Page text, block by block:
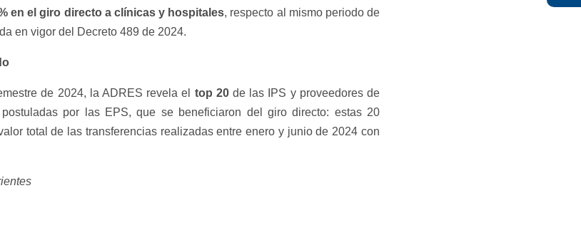
en el giro directo a clínicas y hospitales, respecto al mismo periodo de
en vigor del Decreto 489 de 2024.
de 2024, la ADRES revela el top 20de las IPS y proveedores de
por las EPS, que se beneficiaron del giro directo: estas 20
total de las transferencias realizadas entre enero y junio de 2024 con